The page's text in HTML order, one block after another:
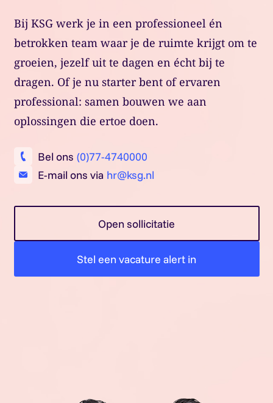
Bij KSG werk je in een professioneel én
betrokken team waar je de ruimte krijgt om te
groeien, jezelf uit te dagen en écht bij te
dragen. Of je nu starter bent of ervaren
professional: samen bouwen we aan
oplossingen die ertoe doen.
Bel ons (0)77-4740000
E-mail ons via hr@ksg.nl
Open sollicitatie
Stel een vacature alert in